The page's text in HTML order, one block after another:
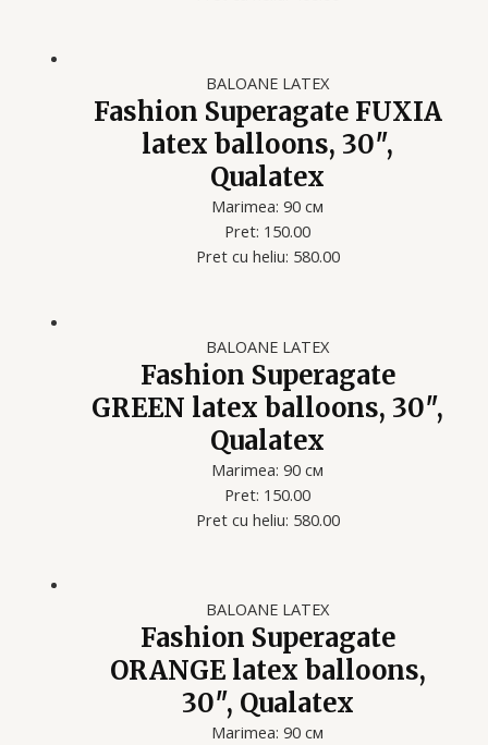
BALOANE LATEX
Fashion Superagate FUXIA
latex balloons, 30″,
Qualatex
Marimea: 90 см
Pret: 150.00
Pret cu heliu: 580.00
BALOANE LATEX
Fashion Superagate
GREEN latex balloons, 30″,
Qualatex
Marimea: 90 см
Pret: 150.00
Pret cu heliu: 580.00
BALOANE LATEX
Fashion Superagate
ORANGE latex balloons,
30″, Qualatex
Marimea: 90 см